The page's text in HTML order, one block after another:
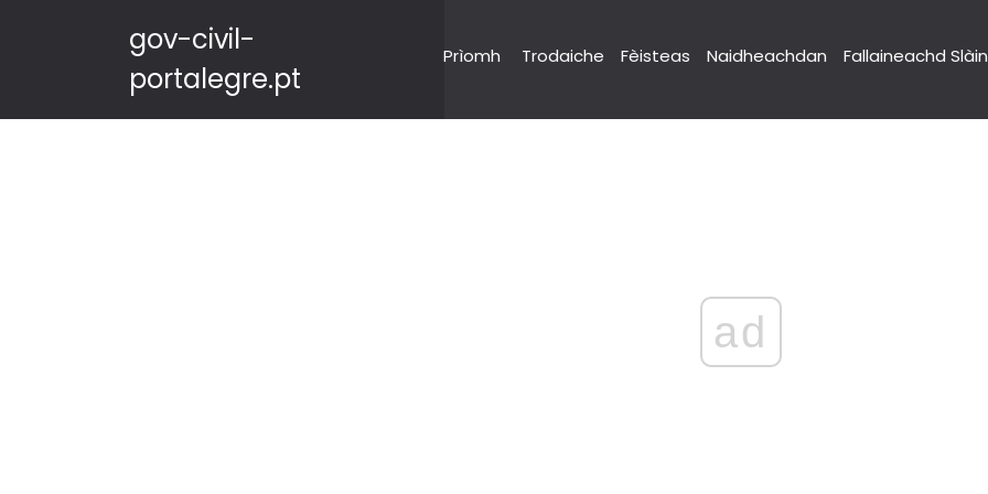
gov-civil-
portalegre.pt
Prìomh Trodaiche Fèisteas Naidheachdan Fallaineachd
ad